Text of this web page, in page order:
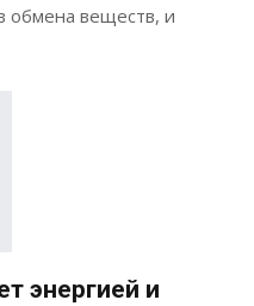
обмена веществ, и
энергией и